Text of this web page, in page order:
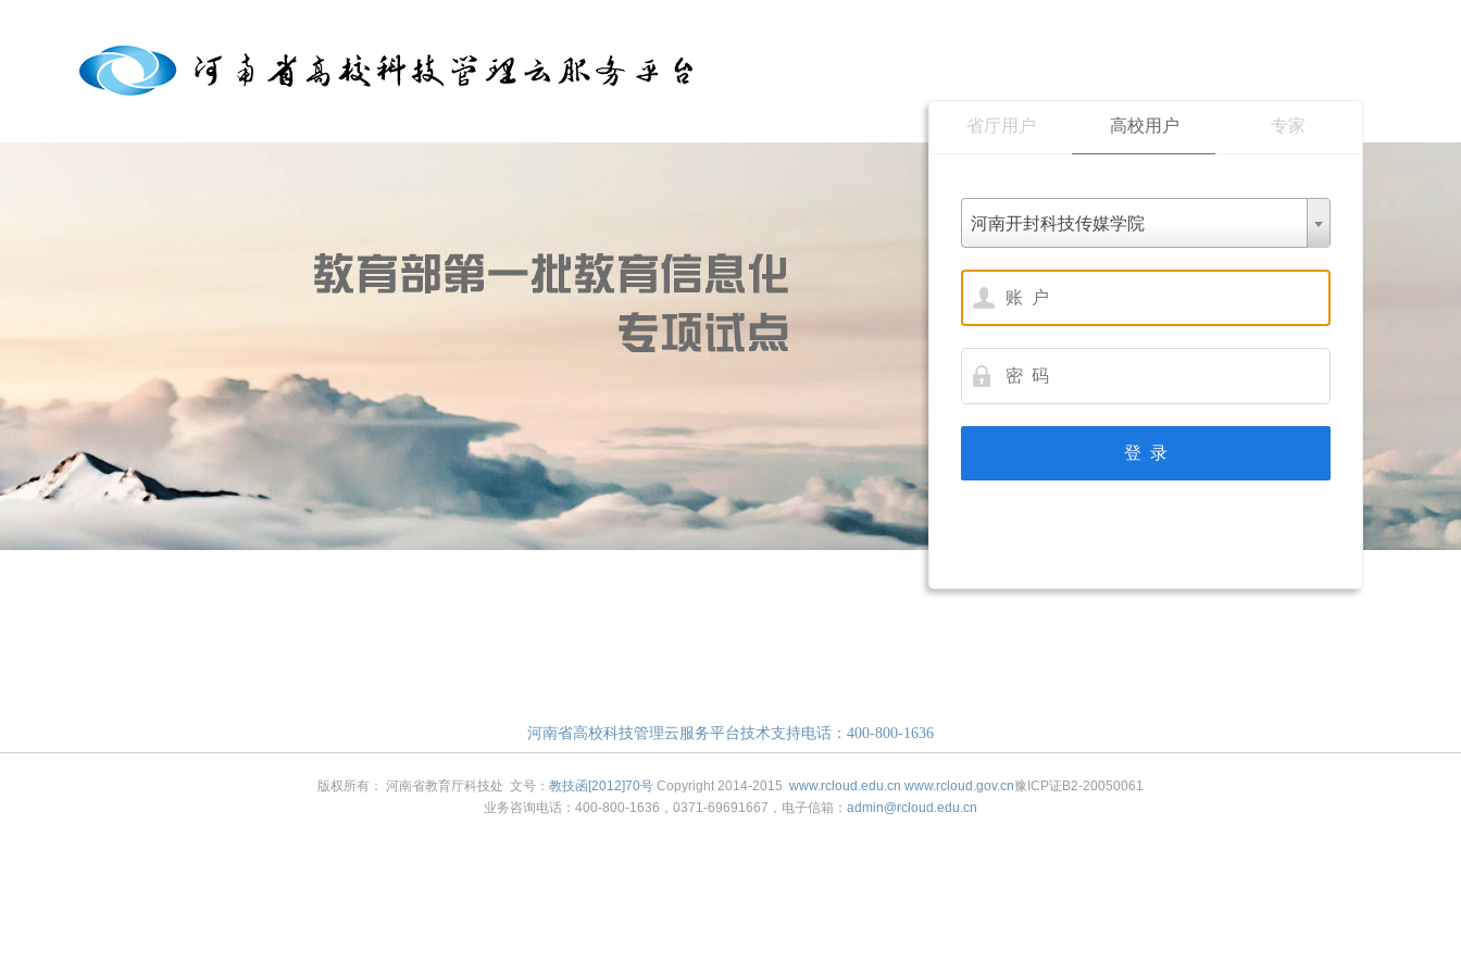
省厅用户 高校用户 专家
河南开封科技传媒学院
河南省高校科技管理云服务平台技术支持电话：400-800-1636
版权所有： 河南省教育厅科技处 文号： 教技函[2012]70号 Copyright 2014-2015 www.rcloud.edu.cn www.rcloud.gov.cn豫ICP证B2-20050061
业务咨询电话：400-800-1636，0371-69691667，电子信箱： admin@rcloud.edu.cn